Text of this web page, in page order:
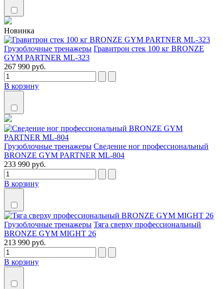
Новинка
Грузоблочные тренажеры Гравитрон стек 100 кг BRONZE
GYM PARTNER ML-323
267 990 руб.
В корзину
Грузоблочные тренажеры Сведение ног профессиональный
BRONZE GYM PARTNER ML-804
233 990 руб.
В корзину
Грузоблочные тренажеры Тяга сверху профессиональный
BRONZE GYM MIGHT 26
213 990 руб.
В корзину